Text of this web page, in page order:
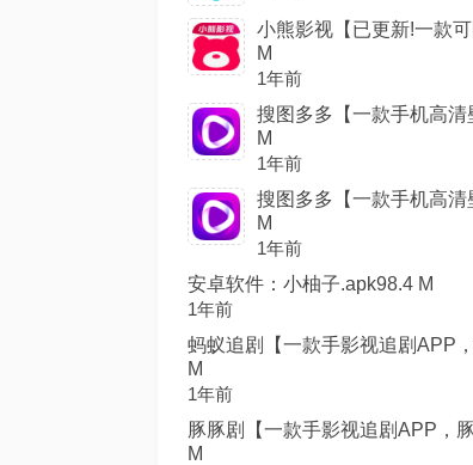
小熊影视【已更新!一款
M
1年前
搜图多多【一款手机高
M
1年前
搜图多多【一款手机高
M
1年前
安卓软件：小柚子.apk98.4 M
1年前
蚂蚁追剧【一款手影视追剧APP
M
1年前
豚豚剧【一款手影视追剧APP，
M